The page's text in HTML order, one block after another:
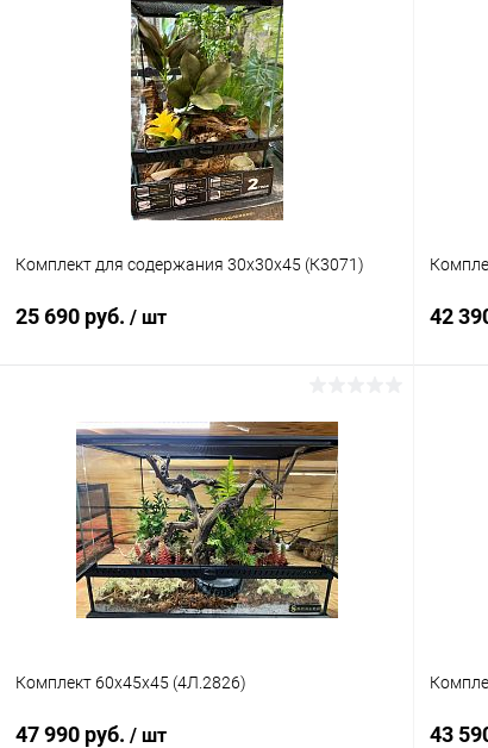
Комплект для содержания 30х30х45 (К3071)
25 690 руб. / шт
Купить в 1 клик Сравнение
В избранное Под заказ
42
В
Комплект 60х45х45 (4Л.2826)
47 990 руб. / шт 43